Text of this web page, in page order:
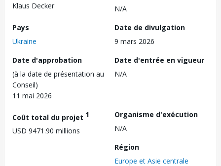
Klaus Decker
N/A
Pays
Ukraine
Date de divulgation
9 mars 2026
Date d'approbation
(à la date de présentation au
Conseil)
11 mai 2026
Date d'entrée en vigueur
N/A
Coût total du projet 1
USD 9471.90 millions
Organisme d'exécution
N/A
Région
Europe et Asie centrale